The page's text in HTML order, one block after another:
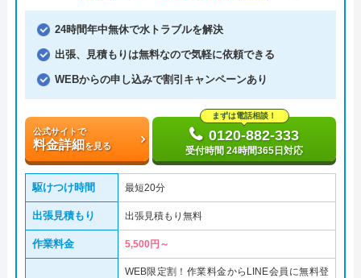
24時間年中無休で水トラブルを解決
出張、見積もりは無料なので気軽に依頼できる
WEBからの申し込みで割引キャンペーンあり
公式サイトで
料金詳細を見る
まずは電話相談！
0120-882-333
受付時間 24時間365日対応
駆けつけ時間 最短20分
出張見積もり 出張見積もり無料
作業料金 5,500円～
WEB限定割！作業料金からLINE会員に無料登